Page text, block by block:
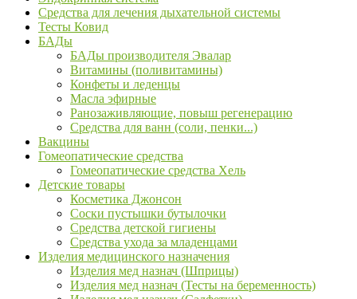
Средства для лечения дыхательной системы
Тесты Ковид
БАДы
БАДы производителя Эвалар
Витамины (поливитамины)
Конфеты и леденцы
Масла эфирные
Ранозаживляющие, повыш регенерацию
Средства для ванн (соли, пенки...)
Вакцины
Гомеопатические средства
Гомеопатические средства Хель
Детские товары
Косметика Джонсон
Соски пустышки бутылочки
Средства детской гигиены
Средства ухода за младенцами
Изделия медицинского назначения
Изделия мед назнач (Шприцы)
Изделия мед назнач (Тесты на беременность)